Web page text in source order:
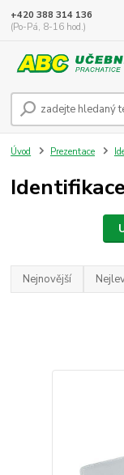
+420 388 314 136
(Po-Pá, 8-16 hod.)
Úvod Prezentace
Identifikace
Nejnovější